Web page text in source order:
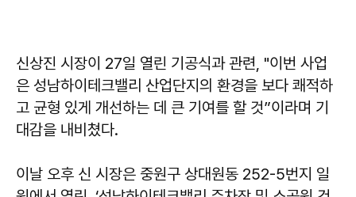
신상진 시장이 27일 열린 기공식과 관련, "이번 사업
은 성남하이테크밸리 산업단지의 환경을 보다 쾌적하
고 균형 있게 개선하는 데 큰 기여를 할 것”이라며 기
대감을 내비쳤다.
이날 오후 신 시장은 중원구 상대원동 252-5번지 일